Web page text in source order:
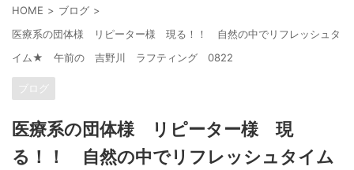
HOME
ブログ
医療系の団体様 リピーター様 現る！！ 自然の中でリフレッシュタ
イム★ 午前の 吉野川 ラフティング 0822
ブログ
医療系の団体様 リピーター様 現
る！！ 自然の中でリフレッシュタイム